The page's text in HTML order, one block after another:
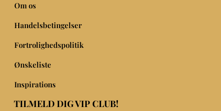
Om os
Handelsbetingelser
Fortrolighedspolitik
Ønskeliste
Inspirations
TILMELD DIG VIP CLUB!